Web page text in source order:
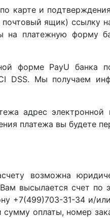
карте и
ящик) ссылку
на платежную форму
форме PayU банка
DSS. Мы получаем
адрес электронной
платежа вы будете
возможна
высылается счет по
+7(499)703-31-34 и/
оплаты, номер